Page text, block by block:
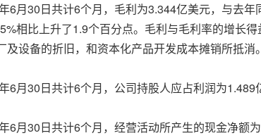
6月30日共计6个月，毛利为3.344亿美元，与去
相比上升了1.9个百分点。毛利与毛利率的增长
及设备的折旧，和资本化产品开发成本摊销所抵消。
6月30日共计6个月，公司持股人应占利润为
6月30日共计6个月，经营活动所产生的现金净额